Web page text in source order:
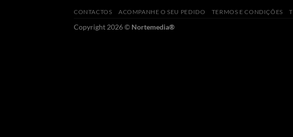
CONTACTOS ACOMPANHE O SEU PEDIDO TERMOS E CONDIÇÕES
Copyright 2026 © Nortemedia®